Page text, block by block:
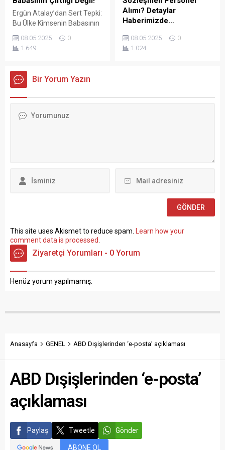
Cumhurbaşkanlığı’na
başvurarak “İşçiden amir
olmaz” ifadesini
kullanmasının...
Ergün Atalay’dan Sert Tepki:
Bu Ülke Kimsenin Babasının
Sendikaları Konfederasyonu
(TÜRK-İŞ) Genel Başkanı
sözleşmelerinde yaşanan
tıkanma ve ekonomik
TÜRK-İŞ Genel Merkezinde
08.05.2025
0
1.649
Alımı? Detaylar
Haberimizde…
BAKANLIĞI Vakıflar Genel
Müdürlüğü SÖZLEŞMELİ
Sosyal Çalışmacı; sözlü
08.05.2025
0
1.024
Bir Yorum Yazın
This site uses Akismet to reduce spam.
Learn how your
comment data is processed
Ziyaretçi Yorumları - 0 Yorum
Henüz yorum yapılmamış.
Anasayfa GENEL ABD Dışişlerinden ‘e-posta’ açıklaması
ABD Dışişlerinden ‘e-posta’
açıklaması
Paylaş Tweetle Gönder
ABONE OL